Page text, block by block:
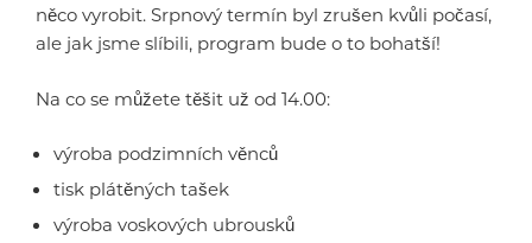
něco vyrobit. Srpnový termín byl zrušen kvůli počasí,
ale jak jsme slíbili, program bude o to bohatší!
Na co se můžete těšit už od 14.00:
výroba podzimních věnců
tisk plátěných tašek
výroba voskových ubrousků